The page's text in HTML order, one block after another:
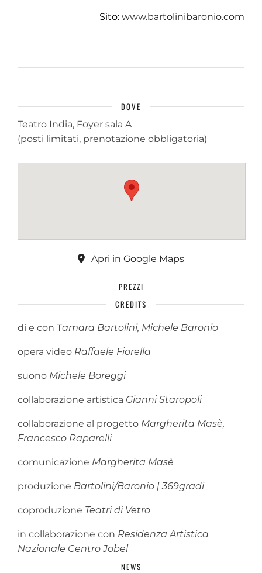
Sito: www.bartolinibaronio.com
DOVE
Teatro India, Foyer sala A
(posti limitati, prenotazione obbligatoria)
Apri in Google Maps
PREZZI
CREDITS
di e con Tamara Bartolini, Michele Baronio
opera video Raffaele Fiorella
suono Michele Boreggi
collaborazione artistica Gianni Staropoli
collaborazione al progetto Margherita Masè,
Francesco Raparelli
comunicazione Margherita Masè
produzione Bartolini/Baronio | 369gradi
coproduzione Teatri di Vetro
in collaborazione con Residenza Artistica
Nazionale Centro Jobel
NEWS